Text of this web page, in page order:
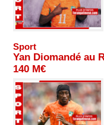
Sport
Yan Diomandé au
140 M€